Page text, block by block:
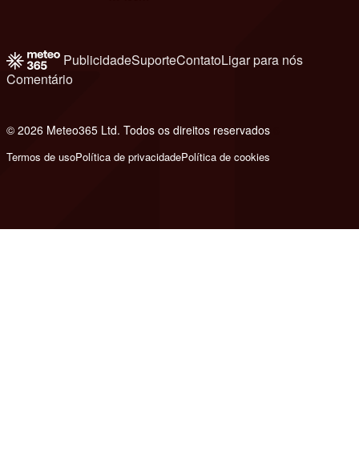
PublicidadeSuporteContatoLigar para nós
Comentário
© 2026 Meteo365 Ltd. Todos os direitos reservados
Termos de usoPolítica de privacidadePolítica de cookies